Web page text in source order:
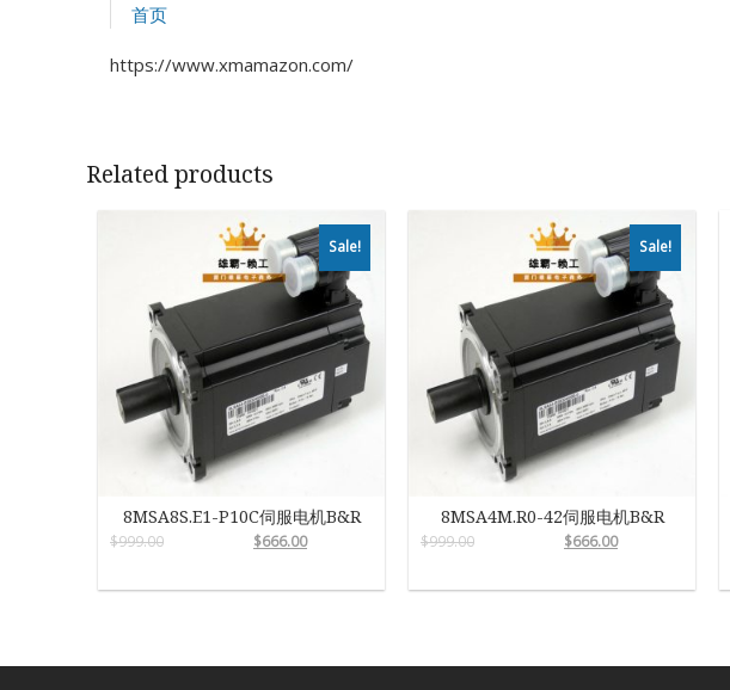
首页
https://www.xmamazon.com/
Related products
Sale!
8MSA8S.E1-P10C伺服电机B&R
$999.00 $666.00
Sale!
8MSA4M.R0-42伺服电机B&R
$999.00 $666.00